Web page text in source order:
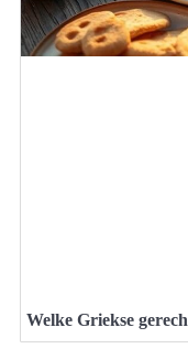
Welke Griekse